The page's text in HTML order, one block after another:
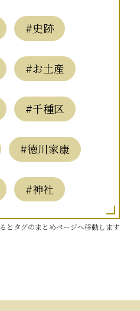
#史跡
#お土産
#千種区
#徳川家康
#神社
とタグのまとめページへ移動します